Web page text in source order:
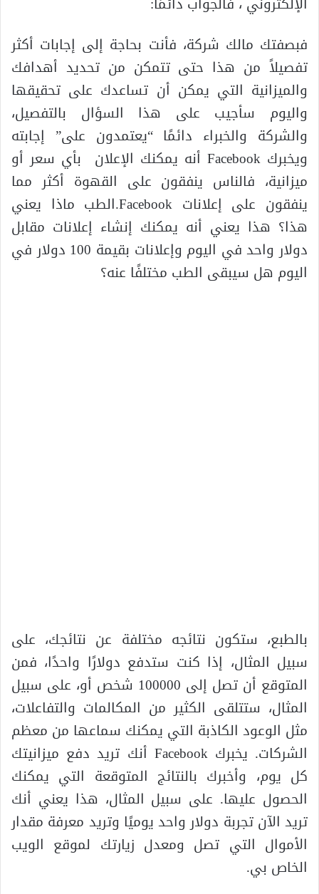
فبصفتك مالك شركة، فأنت بحاجة إلى إجابات أكثر
تفصيلاً من هذا حتى تتمكن من تحديد أهدافك
والميزانية التي يمكن أن تساعدك على تحقيقها
واليوم سأجيب على هذا السؤال بالتفصيل،
والشركة والخبراء دائمًا “يعتمدون على” إجابته
ويخبرك Facebook أنه يمكنك الإعلان بأي سعر أو
ميزانية، فالناس ينفقون على القهوة أكثر مما
ينفقون على إعلانات Facebook.الطب ماذا يعني
هذا؟ هذا يعني أنه يمكنك إنشاء إعلانات مقابل
دولار واحد في اليوم وإعلانات بقيمة 100 دولار في
اليوم هل سيبقى الطب مختلفًا عنه؟
بالطبع، ستكون نتائجه مختلفة عن نتائجك، على
سبيل المثال، إذا كنت ستدفع دولارًا واحدًا، فمن
المتوقع أن تصل إلى 100000 شخص أو، على سبيل
المثال، ستتلقى الكثير من المكالمات والتفاعلات،
مثل الوعود الكاذبة التي يمكنك سماعها من معظم
الشركات. يخبرك Facebook أنك تريد دفع ميزانيتك
كل يوم، وأخبرك بالنتائج المتوقعة التي يمكنك
الحصول عليها. على سبيل المثال، هذا يعني أنك
تريد الآن تجربة دولار واحد يوميًا وتريد معرفة مقدار
الأموال التي تصل ومعدل زيارتك لموقع الويب
الخاص بي.